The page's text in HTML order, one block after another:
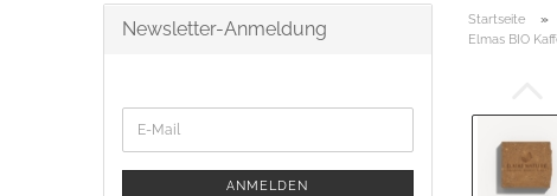
Startseite »
Elmas BIO
Newsletter-Anmeldung
ANMELDEN